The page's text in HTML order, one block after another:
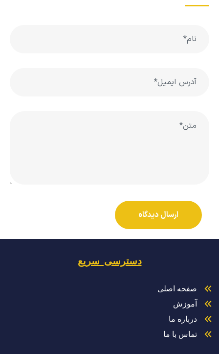
دسترسی سریع
صفحه اصلی
آموزش
درباره ما
تماس با ما